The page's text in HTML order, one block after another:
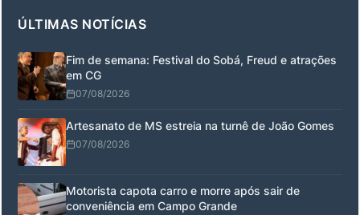
ÚLTIMAS NOTÍCIAS
Fim de semana: Festival do Sobá, Freud e atrações
em CG
07/08/2026
Artesanato de MS estreia na turnê de João Gomes
07/08/2026
Motorista capota carro e morre após sair de
conveniência em Campo Grande